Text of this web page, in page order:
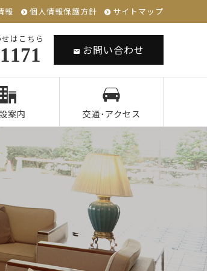
報 個人情報保護方針 サイトマップ
はこちら
お問い合わせ
案内 交通･アクセス